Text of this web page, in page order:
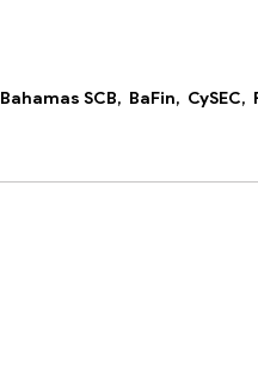
Bahamas SCB, BaFin, CySEC,